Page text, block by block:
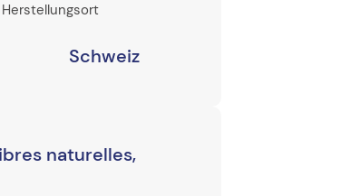
Herstellungsort
Schweiz
naturelles,